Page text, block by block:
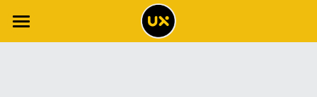
网站首页
博客分类